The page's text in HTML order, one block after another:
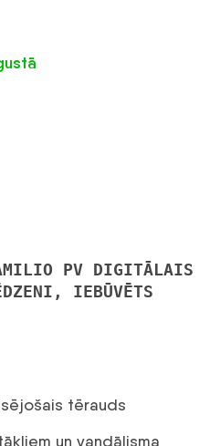
PV DIGITĀLAIS
IEBŪVĒTS
tērauds
un vandālisma